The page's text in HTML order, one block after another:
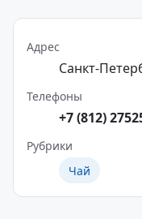
Адрес
Санкт-
Телефоны
+7 (812)
Рубрики
Чай